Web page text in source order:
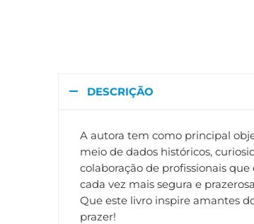
DESCRIÇÃO
A autora tem como principal
meio de dados históricos,
colaboração de profissionais
cada vez mais segura e
Que este livro inspire amantes
prazer!